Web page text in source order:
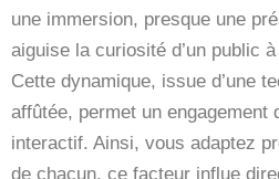
une immersion, presque une
aiguise la curiosité d’un public
Cette dynamique, issue d’une
affûtée, permet un engagement
interactif. Ainsi, vous adaptez
de chacun, ce facteur influe